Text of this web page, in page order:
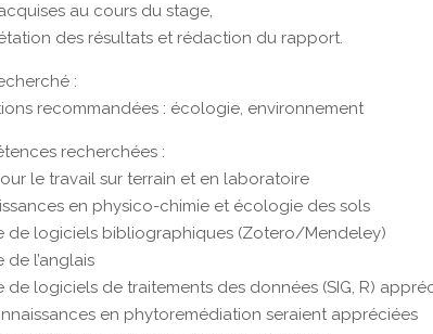
au cours du stage,
des résultats et rédaction du rapport.
:
recommandées : écologie, environnement
recherchées :
le travail sur terrain et en laboratoire
en physico-chimie et écologie des sols
de logiciels bibliographiques (Zotero/Mendeley)
de l’anglais
de logiciels de traitements des données (SIG, R)
en phytoremédiation seraient appréciées